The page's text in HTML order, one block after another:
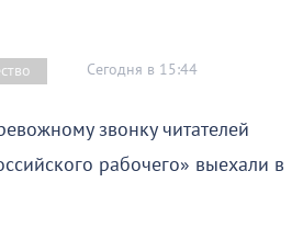
Сегодня в 15:44
звонку читателей
рабочего» выехали в